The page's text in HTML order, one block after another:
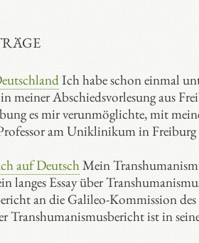
Ich habe schon einmal
meiner Abschiedsvorlesung aus
es mir verunmöglichte, mit
am Uniklinikum in
auf DeutschMein
langes Essay über
an die Galileo-Kommission
Transhumanismusbericht ist in